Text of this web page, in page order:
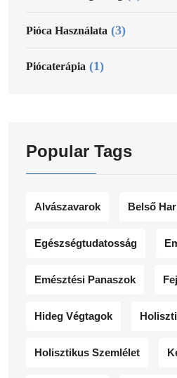
Pióca Használata (3)
Piócaterápia (1)
Popular Tags
Alvászavarok Belső
Egészségtudatosság
Emésztési Panaszok
Hideg Végtagok
Holisztikus Szemlélet